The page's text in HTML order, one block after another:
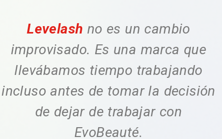
Levelash no es un cambio
improvisado. Es una marca que
llevábamos tiempo trabajando
incluso antes de tomar la decisión
de dejar de trabajar con
EvoBeauté.